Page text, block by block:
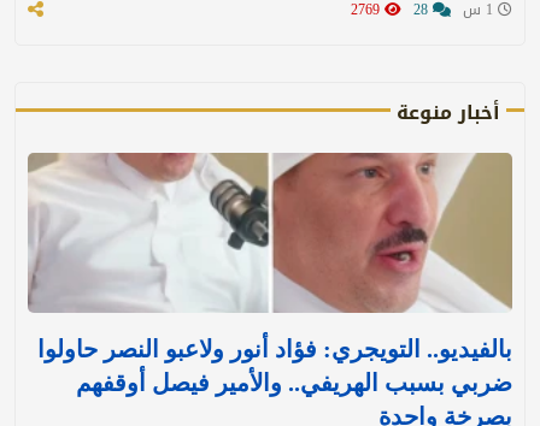
أخبار منوعة
بالفيديو.. التويجري: فؤاد أنور ولاعبو النصر حاولوا
ضربي بسبب الهريفي.. والأمير فيصل أوقفهم
بصرخة واحدة